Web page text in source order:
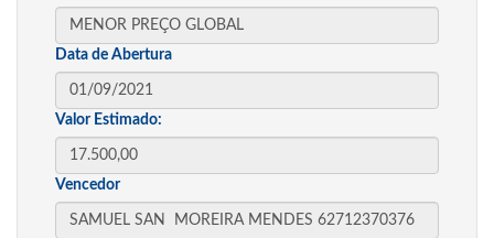
Data de Abertura
Valor Estimado:
Vencedor